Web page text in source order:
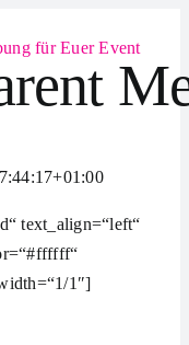
text_align=“left“
1″]